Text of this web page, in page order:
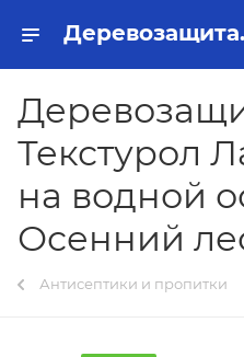
Деревозащита
Текстурол
на водной
Осенний
Антисептики и пропитки